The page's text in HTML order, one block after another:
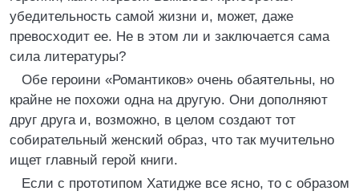
убедительность самой жизни и, может, даже
превосходит ее. Не в этом ли и заключается сама
сила литературы?
Обе героини «Романтиков» очень обаятельны, но
крайне не похожи одна на другую. Они дополняют
друг друга и, возможно, в целом создают тот
собирательный женский образ, что так мучительно
ищет главный герой книги.
Если с прототипом Хатидже все ясно, то с образом